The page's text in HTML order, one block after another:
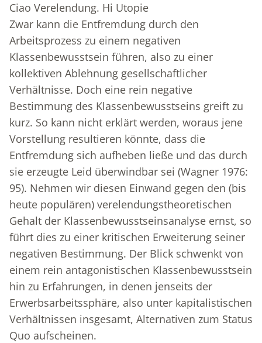
Ciao Verelendung. Hi Utopie
Zwar kann die Entfremdung durch den
Arbeitsprozess zu einem negativen
Klassenbewusstsein führen, also zu einer
kollektiven Ablehnung gesellschaftlicher
Verhältnisse. Doch eine rein negative
Bestimmung des Klassenbewusstseins greift zu
kurz. So kann nicht erklärt werden, woraus jene
Vorstellung resultieren könnte, dass die
Entfremdung sich aufheben ließe und das durch
sie erzeugte Leid überwindbar sei (Wagner 1976:
95). Nehmen wir diesen Einwand gegen den (bis
heute populären) verelendungstheoretischen
Gehalt der Klassenbewusstseinsanalyse ernst, so
führt dies zu einer kritischen Erweiterung seiner
negativen Bestimmung. Der Blick schwenkt von
einem rein antagonistischen Klassenbewusstsein
hin zu Erfahrungen, in denen jenseits der
Erwerbsarbeitssphäre, also unter kapitalistischen
Verhältnissen insgesamt, Alternativen zum Status
Quo aufscheinen.